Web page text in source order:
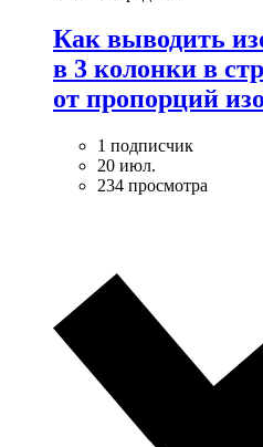
Как выводить
в 3 колонки в
от пропорций
1 подписчик
20 июл.
234 просмотра